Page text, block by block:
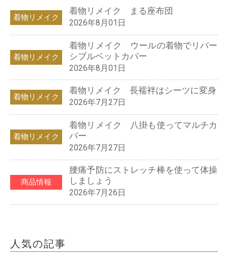
着物リメイク
着物リメイク まる座布団
2026年8月01日
着物リメイク
着物リメイク ウールの着物でリバー
シブルベットカバー
2026年8月01日
着物リメイク
着物リメイク 長襦袢はシーツに変身
2026年7月27日
着物リメイク
着物リメイク 八掛も使ってマルチカ
バー
2026年7月27日
商品情報
腰痛予防にストレッチ棒を使って体操
しましょう
2026年7月26日
人気の記事